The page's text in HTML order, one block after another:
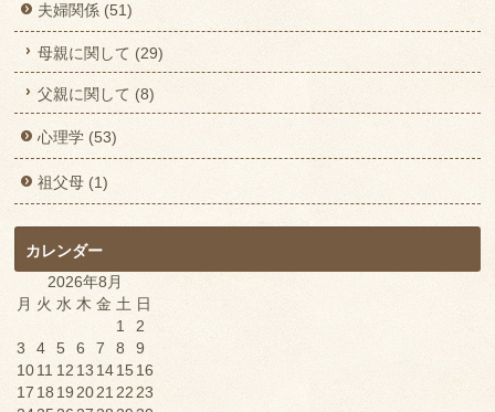
夫婦関係 (51)
母親に関して (29)
父親に関して (8)
心理学 (53)
祖父母 (1)
カレンダー
2026年8月
月 火 水 木 金 土 日
1
2
3
4 5 6 7 8
9
1011 12 13141516
17 18 19 202122 23